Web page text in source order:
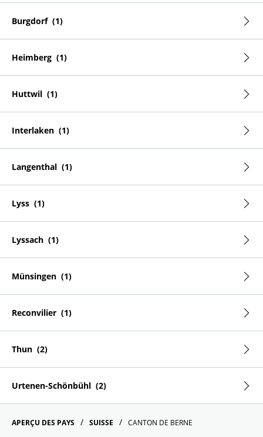
Burgdorf
Heimberg
Huttwil
Interlaken
Langenthal
Lyss
Lyssach
Münsingen
Reconvilier
Thun
Urtenen-Schönbühl
APERÇU DES PAYS SUISSE CANTON DE BERNE